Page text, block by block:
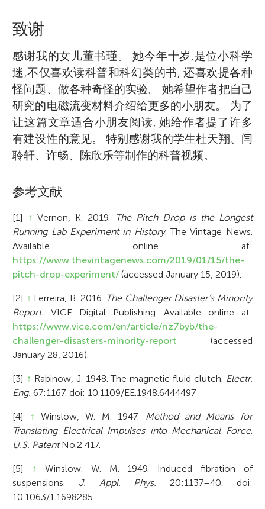
致谢
感谢我的女儿董书瑾。 她今年十岁,是位小科学
迷,不仅喜欢读科普和科幻类的书, 还喜欢提各种
怪问题、做各种奇怪的实验。 她希望作者把自己
研究的电磁流变材料介绍给更多的小朋友。 为了
让这篇文章适合小朋友阅读, 她给作者提了许多
有建设性的意见。 特别感谢我的学生杜天翔、闫
聆轩、许畅、陈欣乐等制作的科普视频。
参考文献
[1] ↑ Vernon, K. 2019.
The Pitch Drop is the Longest
Running Lab Experiment in History. The Vintage News.
Available online at:
https://www.thevintagenews.com/2019/01/15/the-
pitch-drop-experiment/ (accessed January 15, 2019).
[2] ↑ Ferreira, B. 2016. The Challenger Disaster’s Minority
Report. VICE Digital Publishing. Available online at:
https://www.vice.com/en/article/nz7byb/the-
challenger-disasters-minority-report (accessed
January 28, 2016).
[3] ↑ Rabinow, J. 1948. The magnetic fluid clutch. Electr.
Eng. 67:1167. doi: 10.1109/EE.1948.6444497
[4] ↑ Winslow, W. M. 1947. Method and Means for
Translating Electrical Impulses into Mechanical Force.
U.S. PatentNo.2 417.
[5] ↑
Winslow. W. M. 1949. Induced fibration of
suspensions. J. Appl. Phys. 20:1137–40. doi:
10.1063/1.1698285